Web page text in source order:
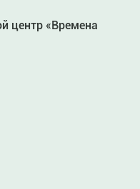
центр «Времена